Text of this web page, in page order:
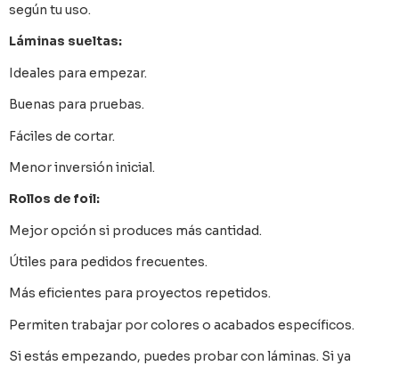
según tu uso.
Láminas sueltas:
Ideales para empezar.
Buenas para pruebas.
Fáciles de cortar.
Menor inversión inicial.
Rollos de foil:
Mejor opción si produces más cantidad.
Útiles para pedidos frecuentes.
Más eficientes para proyectos repetidos.
Permiten trabajar por colores o acabados específicos.
Si estás empezando, puedes probar con láminas. Si ya